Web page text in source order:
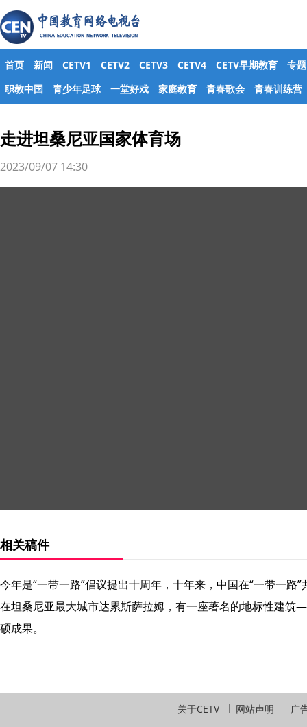
首页 新闻 CETV1 CETV2 CETV3 CETV4 CETV早期教育
专题
职教中国
青少年足球 一堂好戏 家庭教育 青春歌会 青春训练营
走进坦桑尼亚国家体育场
2023/09/07 14:30
相关稿件
今年是“一带一路”倡议提出十周年，十年来，中国在“一带一
在坦桑尼亚最大城市达累斯萨拉姆，有一座著名的地标性建
硕成果。
关于CETV 网站声明 广